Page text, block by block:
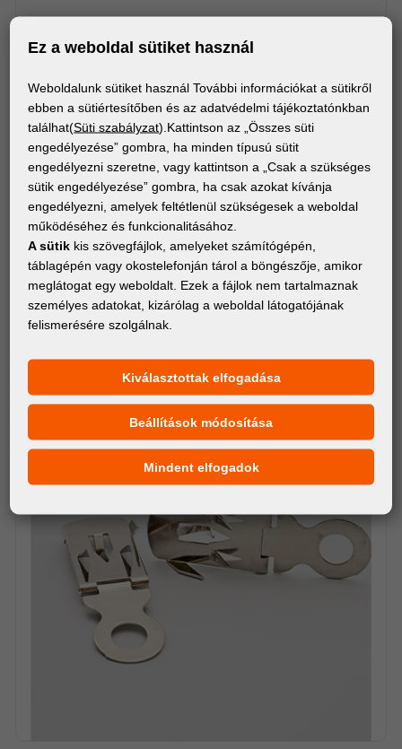
ANYAGOK
Ez a weboldal sütiket használ
Weboldalunk sütiket használ További információkat a sütikről
ebben a sütiértesítőben és az adatvédelmi tájékoztatónkban
találhat(Süti szabályzat).Kattintson az „Összes süti
engedélyezése” gombra, ha minden típusú sütit
engedélyezni szeretne, vagy kattintson a „Csak a szükséges
sütik engedélyezése” gombra, ha csak azokat kívánja
engedélyezni, amelyek feltétlenül szükségesek a weboldal
működéséhez és funkcionalitásához.
A sütik kis szövegfájlok, amelyeket számítógépén,
táblagépén vagy okostelefonján tárol a böngészője, amikor
meglátogat egy weboldalt. Ezek a fájlok nem tartalmaznak
személyes adatokat, kizárólag a weboldal látogatójának
felismerésére szolgálnak.
Kiválasztottak elfogadása
Beállítások módosítása
Mindent elfogadok